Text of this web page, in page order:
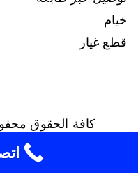
خيام
قطع غيار
كافة الحقوق
+96598080146‬